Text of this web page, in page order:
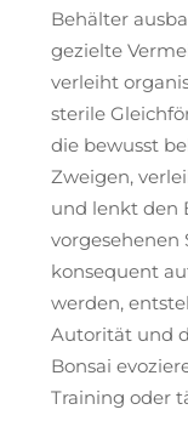
Behälter
gezielte
verleiht
sterile
die bewusst
Zweigen,
und lenkt den
vorgesehenen
konsequent
werden,
Autorität und
Bonsai
Training oder